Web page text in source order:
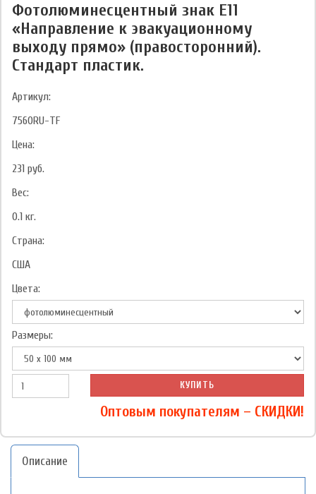
Фотолюминесцентный знак Е11
«Направление к эвакуационному
выходу прямо» (правосторонний).
Стандарт пластик.
Артикул:
7560RU-TF
Цена:
231 руб.
Вес:
0.1 кг.
Страна:
США
Цвета:
Размеры:
КУПИТЬ
Оптовым покупателям – СКИДКИ!
Описание